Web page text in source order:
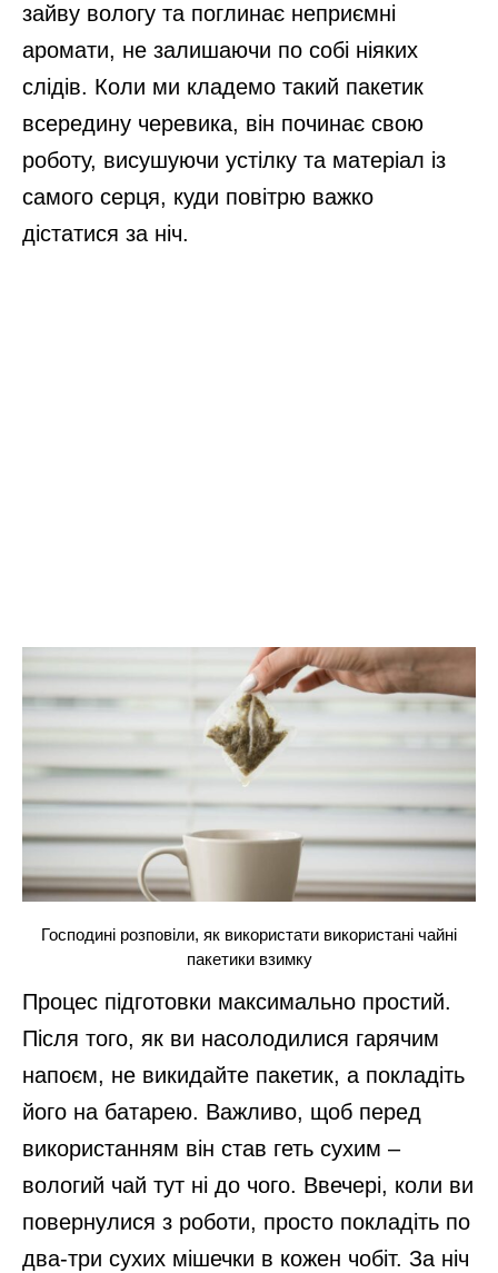
зайву вологу та поглинає неприємні
аромати, не залишаючи по собі ніяких
слідів. Коли ми кладемо такий пакетик
всередину черевика, він починає свою
роботу, висушуючи устілку та матеріал із
самого серця, куди повітрю важко
дістатися за ніч.
Господині розповіли, як використати використані чайні
пакетики взимку
Процес підготовки максимально простий.
Після того, як ви насолодилися гарячим
напоєм, не викидайте пакетик, а покладіть
його на батарею. Важливо, щоб перед
використанням він став геть сухим –
вологий чай тут ні до чого. Ввечері, коли ви
повернулися з роботи, просто покладіть по
два-три сухих мішечки в кожен чобіт. За ніч